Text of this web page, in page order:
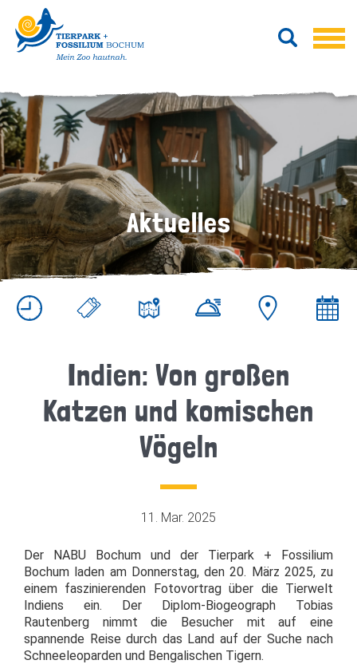
Aktuelles
Indien: Von großen
Katzen und komischen
Vögeln
11. Mar. 2025
Der NABU Bochum und der Tierpark + Fossilium
Bochum laden am Donnerstag, den 20. März 2025, zu
einem faszinierenden Fotovortrag über die Tierwelt
Indiens ein. Der Diplom-Biogeograph Tobias
Rautenberg nimmt die Besucher mit auf eine
spannende Reise durch das Land auf der Suche nach
Schneeleoparden und Bengalischen Tigern.